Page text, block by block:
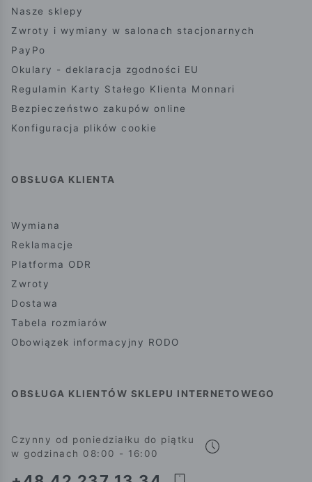
Nasze sklepy
Zwroty i wymiany w salonach stacjonarnych
PayPo
Okulary - deklaracja zgodności EU
Regulamin Karty Stałego Klienta Monnari
Bezpieczeństwo zakupów online
Konfiguracja plików cookie
OBSŁUGA KLIENTA
Wymiana
Reklamacje
Platforma ODR
Zwroty
Dostawa
Tabela rozmiarów
Obowiązek informacyjny RODO
OBSŁUGA KLIENTÓW SKLEPU INTERNETOWEGO
Czynny od poniedziałku do piątku
w godzinach 08:00 - 16:00